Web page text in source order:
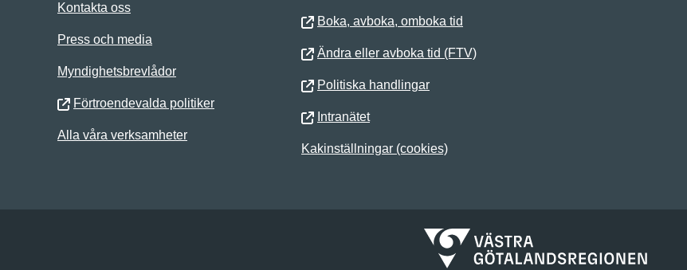
Kontakta oss
Press och media
Myndighetsbrevlådor
Förtroendevalda politiker
Alla våra verksamheter
Boka, avboka, omboka tid
Ändra eller avboka tid (FTV)
Politiska handlingar
Intranätet
Kakinställningar (cookies)